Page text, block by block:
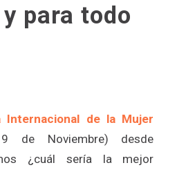
para todo
Internacional de la Mujer
de Noviembre) desde
¿cuál sería la mejor